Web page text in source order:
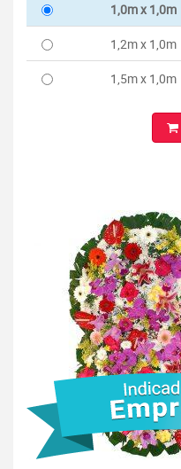
1,0m x 1,0m
1,2m x 1,0m
1,5m x 1,0m